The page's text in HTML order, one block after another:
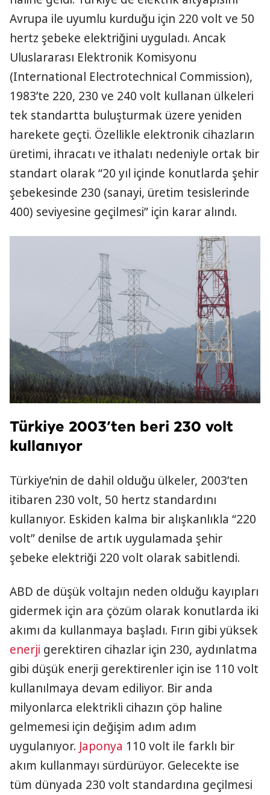
Avrupa ile uyumlu kurduğu için 220 volt ve 50
hertz şebeke elektriğini uyguladı. Ancak
Uluslararası Elektronik Komisyonu
(International Electrotechnical Commission),
1983’te 220, 230 ve 240 volt kullanan ülkeleri
tek standartta buluşturmak üzere yeniden
harekete geçti. Özellikle elektronik cihazların
üretimi, ihracatı ve ithalatı nedeniyle ortak bir
standart olarak “20 yıl içinde konutlarda şehir
şebekesinde 230 (sanayi, üretim tesislerinde
400) seviyesine geçilmesi” için karar alındı.
Türkiye 2003’ten beri 230 volt
kullanıyor
Türkiye’nin de dahil olduğu ülkeler, 2003’ten
itibaren 230 volt, 50 hertz standardını
kullanıyor. Eskiden kalma bir alışkanlıkla “220
volt” denilse de artık uygulamada şehir
şebeke elektriği 220 volt olarak sabitlendi.
ABD de düşük voltajın neden olduğu kayıpları
gidermek için ara çözüm olarak konutlarda iki
akımı da kullanmaya başladı. Fırın gibi yüksek
enerji gerektiren cihazlar için 230, aydınlatma
gibi düşük enerji gerektirenler için ise 110 volt
kullanılmaya devam ediliyor. Bir anda
milyonlarca elektrikli cihazın çöp haline
gelmemesi için değişim adım adım
uygulanıyor. Japonya 110 volt ile farklı bir
akım kullanmayı sürdürüyor. Gelecekte ise
tüm dünyada 230 volt standardına geçilmesi